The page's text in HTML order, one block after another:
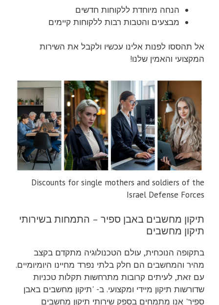
הנחה מיוחדת ללקוחות חדשים
מבצעים והטבות רבות ללקוחות קיימים
אל תהססו לפנות אלינו עכשיו ולקבל את השירות
המקצועי והאמין שלנו!
Discounts for single mothers and soldiers of the
Israel Defense Forces
תיקון מחשבים באבן ספיר – התמחות בשירותי
תיקון מחשבים
בתקופה הנוכחית, עולם הטכנולוגיה מתקדם בקצב
מהיר והמחשבים הם חלק בלתי נפרד מחיינו היומיומיים.
עם זאת, לעיתים קרובות מתרחשות תקלות טכניות
שדורשות תיקון מיידי ומקצועי. ב- 'תיקון מחשבים באבן
ספיר' אנו מתמחים בספק שירותי תיקון מחשבים